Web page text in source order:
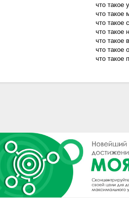
что такое
что такое
что такое
что такое
что такое
что такое
что такое